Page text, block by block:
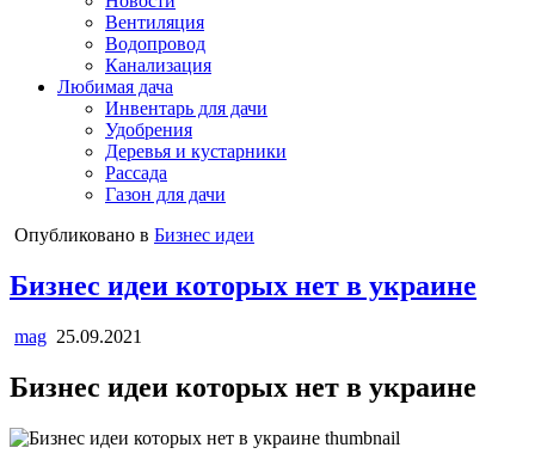
Вентиляция
Водопровод
Канализация
Любимая дача
Инвентарь для дачи
Удобрения
Деревья и кустарники
Рассада
Газон для дачи
Опубликовано в Бизнес идеи
Бизнес идеи которых нет в украине
mag 25.09.2021
Бизнес идеи которых нет в украине